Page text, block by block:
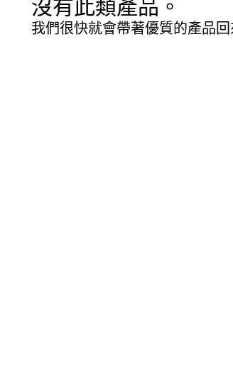
沒有此類產品。
我們很快就會帶著優質的產品